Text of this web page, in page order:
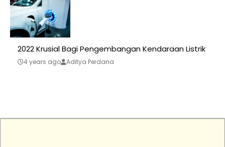
2022 Krusial Bagi Pengembangan Kendaraan Listrik
4 years ago Aditya Perdana